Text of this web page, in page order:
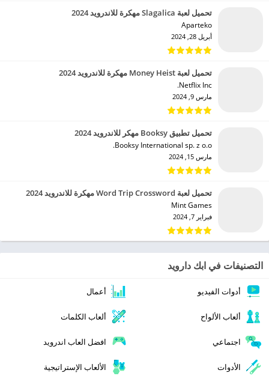
تحميل لعبة Slagalica مهكرة للاندرويد 2024
Aparteko‏
أبريل 28, 2024
تحميل لعبة Money Heist مهكرة للاندرويد 2024
Netflix Inc.‏
مارس 9, 2024
تحميل تطبيق Booksy مهكر للاندرويد 2024
Booksy International sp. z o.o.‏
مارس 15, 2024
تحميل لعبة Word Trip Crossword مهكرة للاندرويد 2024
Mint Games‏
فبراير 7, 2024
التصنيفات في ابك دارويد
أدوات الفيديو أعمال
ألعاب الألواح ألعاب الكلمات
اجتماعي افضل العاب اندرويد
الأدوات الألعاب الإستراتيجية